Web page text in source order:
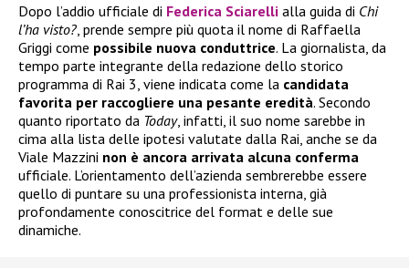
Dopo l’addio ufficiale di Federica Sciarelli alla guida di Chi
l’ha visto? , prende sempre più quota il nome di Raffaella
Griggi come possibile nuova conduttrice. La giornalista, da
tempo parte integrante della redazione dello storico
programma di Rai 3, viene indicata come la candidata
favorita per raccogliere una pesante eredità. Secondo
quanto riportato da Today, infatti, il suo nome sarebbe in
cima alla lista delle ipotesi valutate dalla Rai, anche se da
Viale Mazzini non è ancora arrivata alcuna conferma
ufficiale. L’orientamento dell’azienda sembrerebbe essere
quello di puntare su una professionista interna, già
profondamente conoscitrice del format e delle sue
dinamiche.